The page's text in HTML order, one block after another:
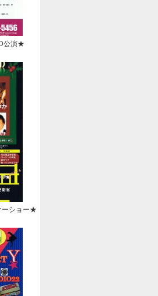
公演★
ーショー★